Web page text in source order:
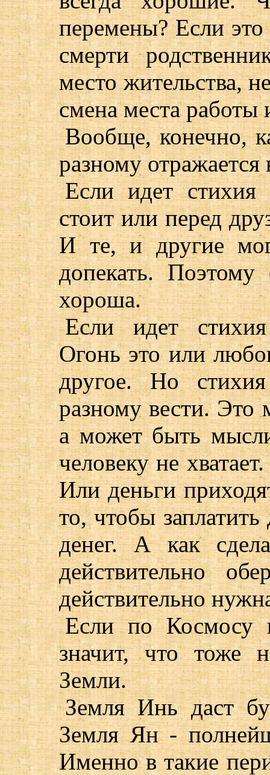
перемены? Если
смерти
место жительства,
смена места
Вообще, конечно,
разному отражается
Если идет
стоит или перед
И те, и другие
допекать. Поэтому
хороша.
Если идет
Огонь это или
другое. Но
разному вести. Это
а может быть
человеку не
Или деньги
то, чтобы
денег. А как
действительно
действительно
Если по Космосу
значит, что тоже
Земли.
Земля Инь даст
Земля Ян -
Именно в такие